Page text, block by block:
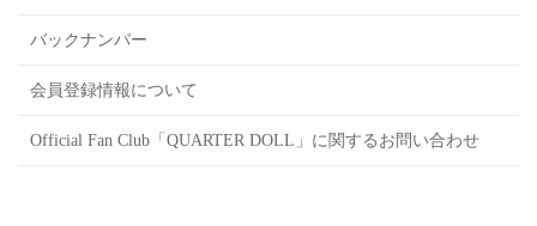
バックナンバー
会員登録情報について
Official Fan Club「QUARTER DOLL」に関するお問い合わせ